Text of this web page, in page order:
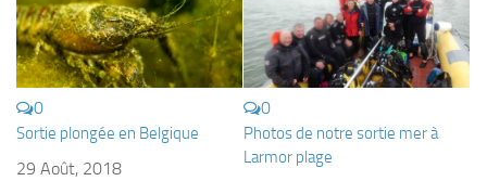
0
Sortie plongée en Belgique
29 Août, 2018
0
Photos de notre sortie mer à
Larmor plage